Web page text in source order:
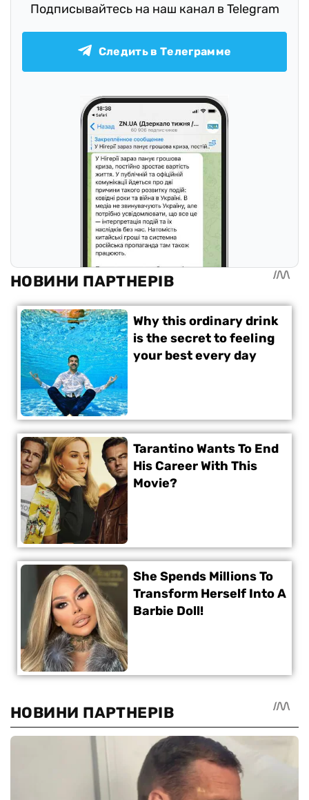
Подписывайтесь на наш канал в Telegram
Следить в Телеграмме